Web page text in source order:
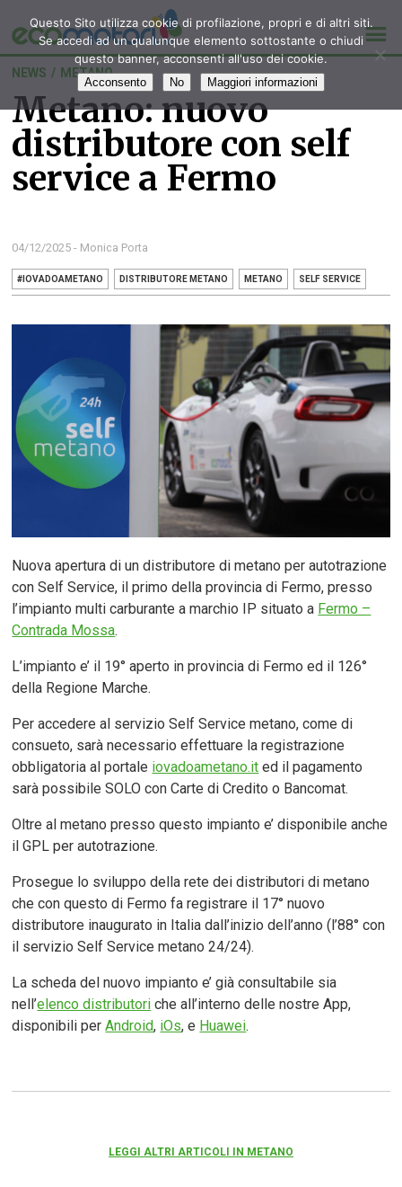
NEWS / METANO
Metano: nuovo
distributore con self
service a Fermo
04/12/2025 - Monica Porta
#IOVADOAMETANO DISTRIBUTORE METANO METANO SELF SERVICE
Nuova apertura di un distributore di metano per autotrazione
con Self Service, il primo della provincia di Fermo, presso
l’impianto multi carburante a marchio IP situato a Fermo –
Contrada Mossa.
L’impianto e’ il 19° aperto in provincia di Fermo ed il 126°
della Regione Marche.
Per accedere al servizio Self Service metano, come di
consueto, sarà necessario effettuare la registrazione
obbligatoria al portale iovadoametano.it ed il pagamento
sarà possibile SOLO con Carte di Credito o Bancomat.
Oltre al metano presso questo impianto e’ disponibile anche
il GPL per autotrazione.
Prosegue lo sviluppo della rete dei distributori di metano
che con questo di Fermo fa registrare il 17° nuovo
distributore inaugurato in Italia dall’inizio dell’anno (l’88° con
il servizio Self Service metano 24/24).
La scheda del nuovo impianto e’ già consultabile sia
nell’elenco distributori che all’interno delle nostre App,
disponibili perAndroid, iOs, e Huawei.
LEGGI ALTRI ARTICOLI IN METANO
Questo Sito utilizza cookie di profilazione, propri e di altri siti.
Se accedi ad un qualunque elemento sottostante o chiudi
questo banner, acconsenti all'uso dei cookie.
Acconsento No Maggiori informazioni